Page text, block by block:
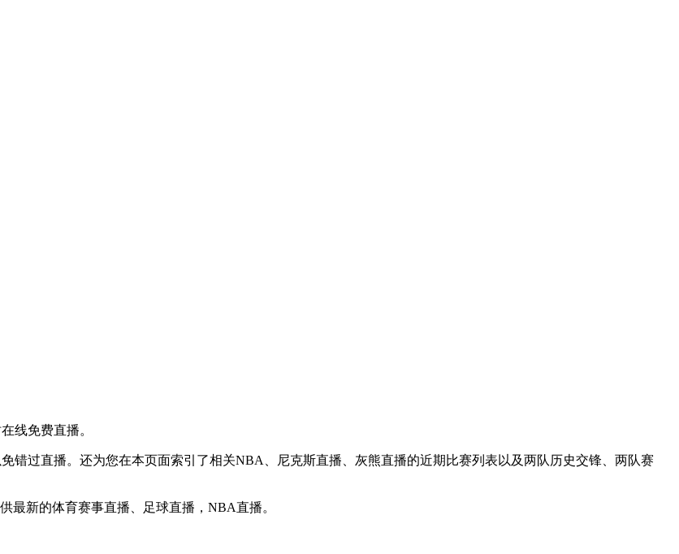
线免费直播。
过直播。还为您在本页面索引了相关NBA、尼克斯直播、灰熊直播的近期比赛列表以及两队历史交锋、两队赛
新的体育赛事直播、足球直播，NBA直播。